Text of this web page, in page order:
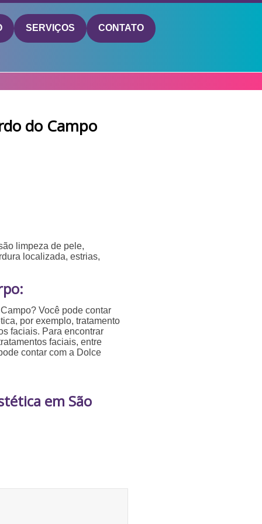
SERVIÇOS CONTATO
do Campo
limpeza de pele,
localizada, estrias,
Você pode contar
por exemplo, tratamento
faciais. Para encontrar
faciais, entre
contar com a Dolce
em São